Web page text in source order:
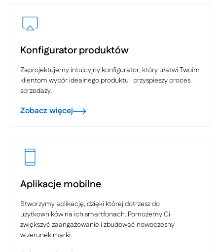
Konfigurator produktów
Zaprojektujemy intuicyjny konfigurator, który ułatwi Twoim
klientom wybór idealnego produktu i przyspieszy proces
sprzedaży.
Zobacz więcej
Aplikacje mobilne
Stworzymy aplikację, dzięki której dotrzesz do
użytkowników na ich smartfonach. Pomożemy Ci
zwiększyć zaangażowanie i zbudować nowoczesny
wizerunek marki.